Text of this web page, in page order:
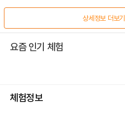
상세정보 더보기
요즘 인기 체험
체험정보